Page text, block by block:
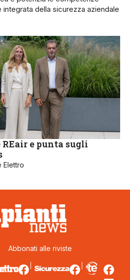
della sicurezza aziendale
e punta sugli
Elettro
Abbonati alle riviste